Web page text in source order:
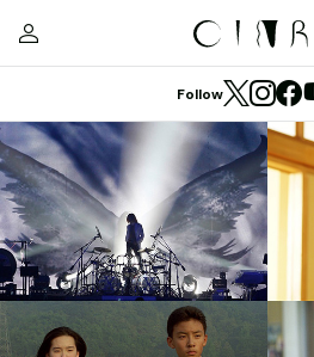
Follow